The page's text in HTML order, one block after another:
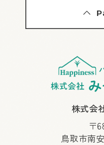
株式会
〒
鳥取市南